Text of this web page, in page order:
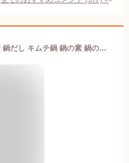
味噌キムチ鍋の素 (60g) キムチ鍋の素 鍋だし キムチ鍋 鍋の素 鍋のもと 【豚肉とお好みの野菜で簡単・おいしいキムチ鍋 アサリとエビを入れて海鮮鍋もおすすめ】